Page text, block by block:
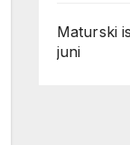
Maturski
juni